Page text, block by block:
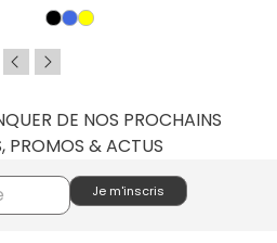
DE NOS PROCHAINS
PROMOS & ACTUS